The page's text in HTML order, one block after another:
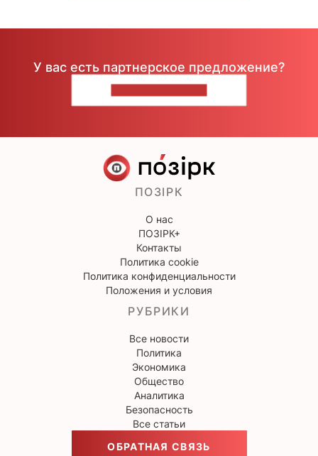
У вас есть партнерское предложение?
ПОЗІРК
О нас
ПОЗІРК+
Контакты
Политика cookie
Политика конфиденциальности
Положения и условия
РУБРИКИ
Все новости
Политика
Экономика
Общество
Аналитика
Безопасность
Все статьи
ОБРАТНАЯ СВЯЗЬ